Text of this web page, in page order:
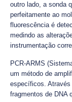
outro lado, a sonda
perfeitamente ao
fluorescência é
medindo as
instrumentação
PCR-ARMS
um método de
específicos.
fragmentos de DNA